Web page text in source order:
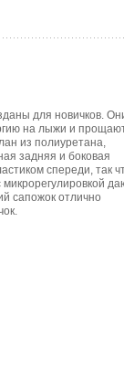
для новичков.
на лыжи и
из полиуретана,
задняя и боковая
спереди, так
микрорегулировкой
сапожок отлично